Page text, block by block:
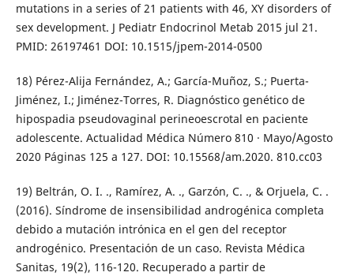
mutations in a series of 21 patients with 46, XY disorders of
sex development. J Pediatr Endocrinol Metab 2015 jul 21.
PMID: 26197461 DOI: 10.1515/jpem-2014-0500
18) Pérez-Alija Fernández, A.; García-Muñoz, S.; Puerta-
Jiménez, I.; Jiménez-Torres, R. Diagnóstico genético de
hipospadia pseudovaginal perineoescrotal en paciente
adolescente. Actualidad Médica Número 810 · Mayo/Agosto
2020 Páginas 125 a 127. DOI: 10.15568/am.2020. 810.cc03
19) Beltrán, O. I. ., Ramírez, A. ., Garzón, C. ., & Orjuela, C. .
(2016). Síndrome de insensibilidad androgénica completa
debido a mutación intrónica en el gen del receptor
androgénico. Presentación de un caso. Revista Médica
Sanitas, 19(2), 116-120. Recuperado a partir de